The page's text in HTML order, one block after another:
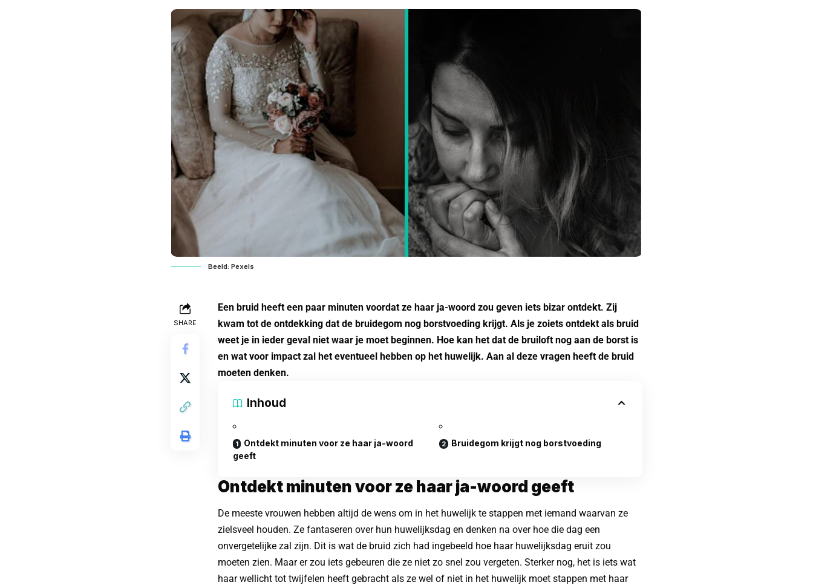
Beeld: Pexels
SHARE
Een bruid heeft een paar minuten voordat ze haar ja-woord zou geven iets bizar ontdekt. Zij
kwam tot de ontdekking dat de bruidegom nog borstvoeding krijgt. Als je zoiets ontdekt als bruid
weet je in ieder geval niet waar je moet beginnen. Hoe kan het dat de bruiloft nog aan de borst is
en wat voor impact zal het eventueel hebben op het huwelijk. Aan al deze vragen heeft de bruid
moeten denken.
Inhoud
Ontdekt minuten voor ze haar ja-woord
geeft
Bruidegom krijgt nog borstvoeding
Ontdekt minuten voor ze haar ja-woord geeft
De meeste vrouwen hebben altijd de wens om in het huwelijk te stappen met iemand waarvan ze
zielsveel houden. Ze fantaseren over hun huwelijksdag en denken na over hoe die dag een
onvergetelijke zal zijn. Dit is wat de bruid zich had ingebeeld hoe haar huwelijksdag eruit zou
moeten zien. Maar er zou iets gebeuren die ze niet zo snel zou vergeten. Sterker nog, het is iets wat
haar wellicht tot twijfelen heeft gebracht als ze wel of niet in het huwelijk moet stappen met haar